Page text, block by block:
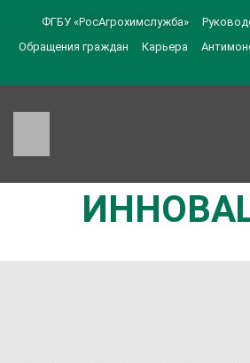
ФГБУ «РосАгрохимслужба»
Обращения граждан
Карьера